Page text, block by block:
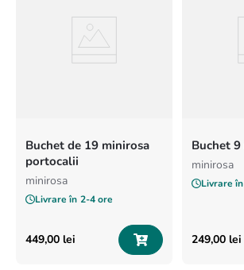
Buchet de 19 minirosa
portocalii
minirosa
Livrare în 2-4 ore
449,00 lei
Buchet
minirosa
Livrare în
249,00 lei